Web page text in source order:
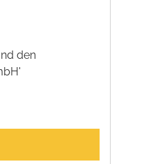
den